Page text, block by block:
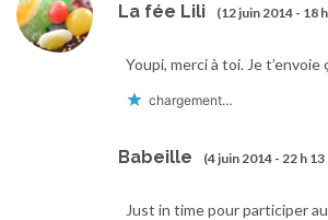
La fée Lili (12 juin 2014 - 18
Youpi, merci à toi. Je
chargement…
Babeille (4 juin 2014 - 22 h 13
Just in time pour participer